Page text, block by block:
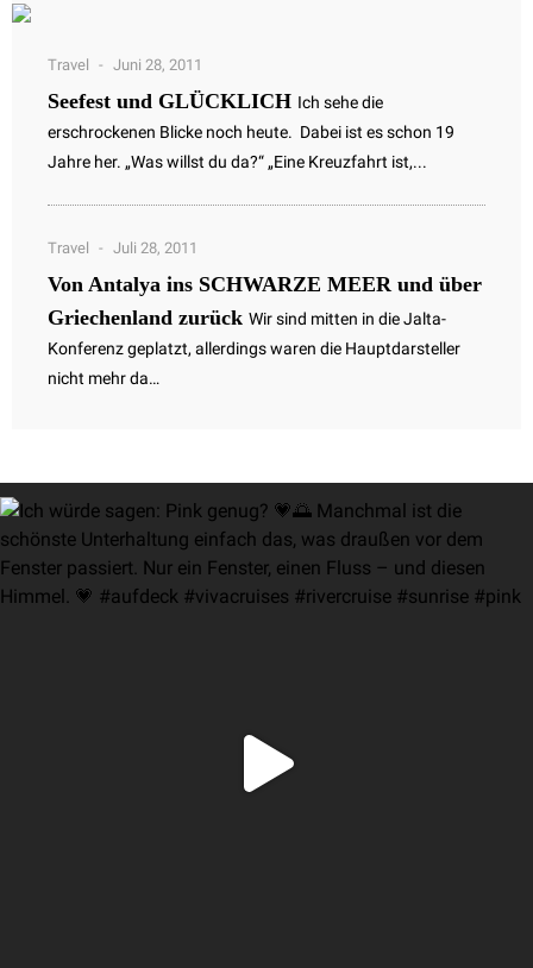
Travel Juni 28, 2011
Seefest und GLÜCKLICH Ich sehe die
erschrockenen Blicke noch heute. Dabei ist es schon 19
Jahre her. „Was willst du da?“ „Eine Kreuzfahrt ist,...
Travel Juli 28, 2011
Von Antalya ins SCHWARZE MEER und über
Griechenland zurück Wir sind mitten in die Jalta-
Konferenz geplatzt, allerdings waren die Hauptdarsteller
nicht mehr da…